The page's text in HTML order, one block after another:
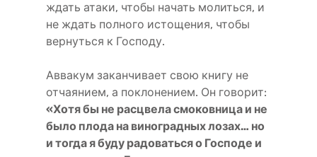
ждать атаки, чтобы начать молиться, и
не ждать полного истощения, чтобы
вернуться к Господу.
Аввакум заканчивает свою книгу не
отчаянием, а поклонением. Он говорит:
«Хотя бы не расцвела смоковница и не
было плода на виноградных лозах… но
и тогда я буду радоваться о Господе и